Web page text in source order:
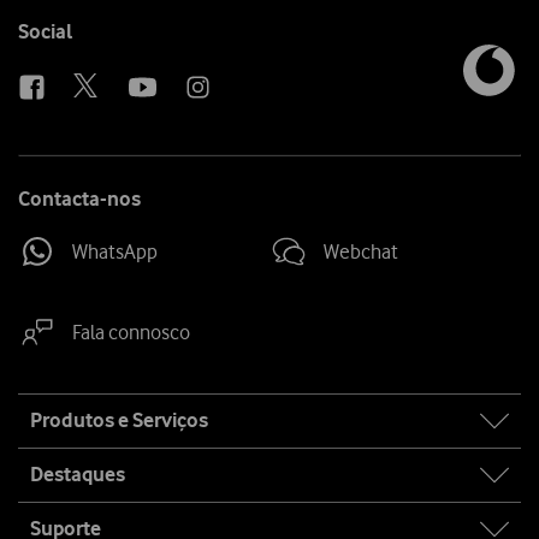
Follow
Social
Contacta-nos
WhatsApp Webchat
Fala connosco
map
Produtos e Serviços
Destaques
Suporte